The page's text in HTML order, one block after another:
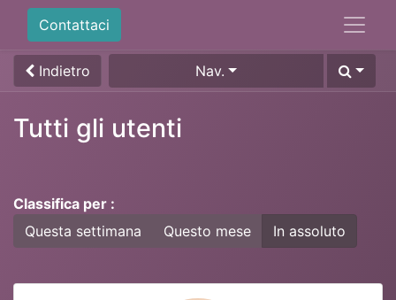
Contattaci
Indietro Nav.
Tutti gli utenti
Classifica per :
Questa settimana
Questo mese In assoluto